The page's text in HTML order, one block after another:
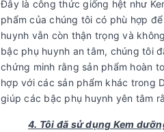
Đây là công thức giống hệt như
phẩm của chúng tôi có phù hợp
huynh vẫn còn thận trọng và
bậc phụ huynh an tâm, chúng tôi
chứng minh rằng sản phẩm hoàn
hợp với các sản phẩm khác trong
giúp các bậc phụ huynh yên tâm
4. Tôi đã sử dụng Kem